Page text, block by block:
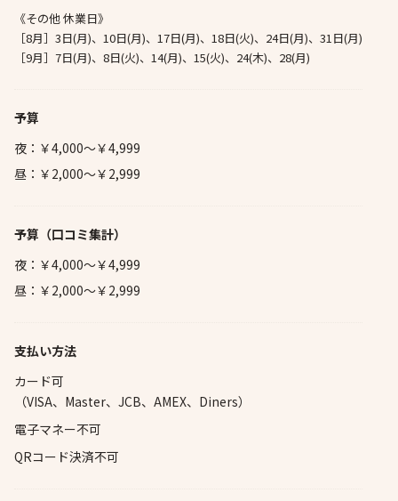
《その他 休業日》
［8月］3日(月)、10日(月)、17日(月)、18日(火)、24日(月)、31日(月)
［9月］7日(月)、8日(火)、14(月)、15(火)、24(木)、28(月)
予算
夜：￥4,000～￥4,999
昼：￥2,000～￥2,999
予算 （口コミ集計）
夜：￥4,000～￥4,999
昼：￥2,000～￥2,999
支払い方法
カード可
（VISA、Master、JCB、AMEX、Diners）
電子マネー不可
QRコード決済不可